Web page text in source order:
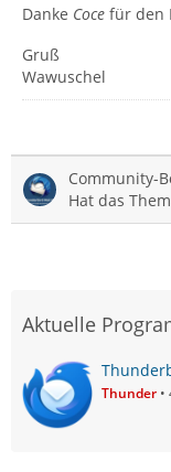
Danke Coce für den
Gruß
Wawuschel
Community-
Hat das
Aktuelle
Thunder